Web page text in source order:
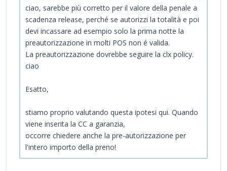
ciao, sarebbe più corretto per il valore della penale a
scadenza release, perché se autorizzi la totalità e poi
devi incassare ad esempio solo la prima notte la
preautorizzazione in molti POS non é valida.
La preautorizzazione dovrebbe seguire la clx policy.
ciao
Esatto,
stiamo proprio valutando questa ipotesi qui. Quando
viene inserita la CC a garanzia,
occorre chiedere anche la pre-autorizzazione per
l'intero importo della preno!